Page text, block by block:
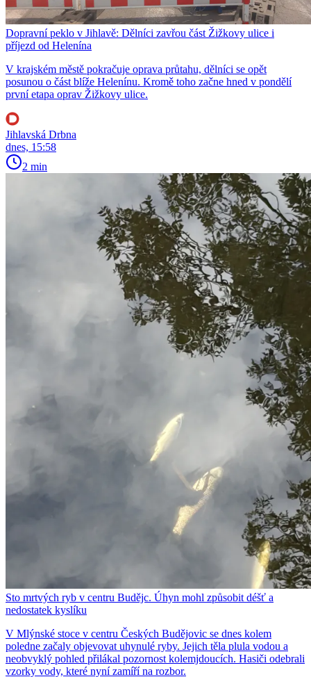
Dopravní peklo v Jihlavě: Dělníci zavřou část Žižkovy ulice i
příjezd od Helenína
V krajském městě pokračuje oprava průtahu, dělníci se opět
posunou o část blíže Helenínu. Kromě toho začne hned v pondělí
první etapa oprav Žižkovy ulice.
Jihlavská Drbna
dnes, 15:58
2 min
Sto mrtvých ryb v centru Budějc. Úhyn mohl způsobit déšť a
nedostatek kyslíku
V Mlýnské stoce v centru Českých Budějovic se dnes kolem
poledne začaly objevovat uhynulé ryby. Jejich těla plula vodou a
neobvyklý pohled přilákal pozornost kolemjdoucích. Hasiči odebrali
vzorky vody, které nyní zamíří na rozbor.